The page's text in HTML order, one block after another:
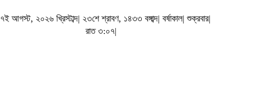
৭ই আগস্ট, ২০২৬ খ্রিস্টাব্দ| ২৩শে শ্রাবণ, ১৪৩৩ বঙ্গাব্দ| বর্ষাকাল| শুক্রবার|
রাত ৩:০৭|